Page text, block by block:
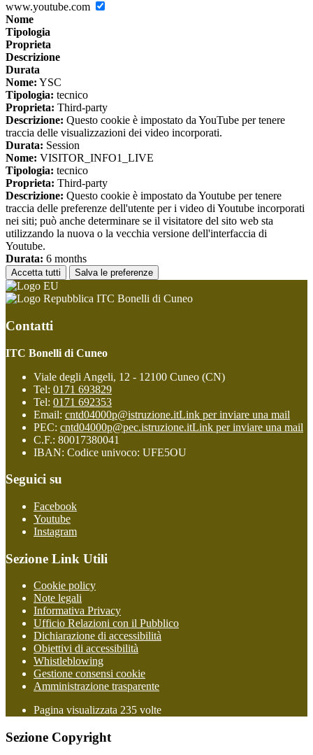
www.youtube.com
Nome
Tipologia
Proprieta
Descrizione
Durata
Nome: YSC
Tipologia: tecnico
Proprieta: Third-party
Descrizione: Questo cookie è impostato da YouTube per tenere
traccia delle visualizzazioni dei video incorporati.
Durata: Session
Nome: VISITOR_INFO1_LIVE
Tipologia: tecnico
Proprieta: Third-party
Descrizione: Questo cookie è impostato da Youtube per tenere
traccia delle preferenze dell'utente per i video di Youtube incorporati
nei siti; può anche determinare se il visitatore del sito web sta
utilizzando la nuova o la vecchia versione dell'interfaccia di
Youtube.
Durata: 6 months
Accetta tutti Salva le preferenze
ITC Bonelli di Cuneo
Contatti
ITC Bonelli di Cuneo
Viale degli Angeli, 12 - 12100 Cuneo (CN)
Tel: 0171 693829
Tel: 0171 692353
Email: cntd04000p@istruzione.itLink per inviare una mail
PEC: cntd04000p@pec.istruzione.itLink per inviare una mail
C.F.: 80017380041
IBAN: Codice univoco: UFE5OU
Seguici su
Facebook
Youtube
Instagram
Sezione Link Utili
Cookie policy
Note legali
Informativa Privacy
Ufficio Relazioni con il Pubblico
Dichiarazione di accessibilità
Obiettivi di accessibilità
Whistleblowing
Gestione consensi cookie
Amministrazione trasparente
Pagina visualizzata 235 volte
Sezione Copyright